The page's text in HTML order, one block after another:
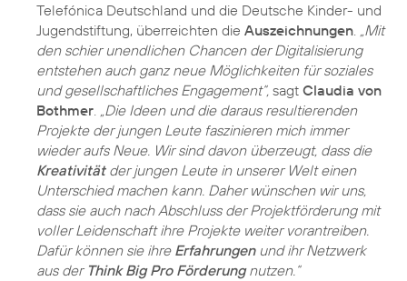
Telefónica Deutschland und die Deutsche Kinder- und
Jugendstiftung, überreichten die Auszeichnungen. „Mit
den schier unendlichen Chancen der Digitalisierung
entstehen auch ganz neue Möglichkeiten für soziales
und gesellschaftliches Engagement“, sagt Claudia von
Bothmer. „Die Ideen und die daraus resultierenden
Projekte der jungen Leute faszinieren mich immer
wieder aufs Neue. Wir sind davon überzeugt, dass die
Kreativitätder jungen Leute in unserer Welt einen
Unterschied machen kann. Daher wünschen wir uns,
dass sie auch nach Abschluss der Projektförderung mit
voller Leidenschaft ihre Projekte weiter vorantreiben.
Dafür können sie ihre Erfahrungenund ihr Netzwerk
aus der Think Big Pro Förderungnutzen.“